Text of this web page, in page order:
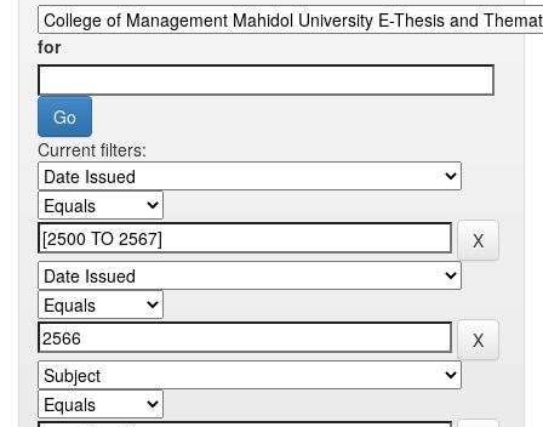
for
Current filters: